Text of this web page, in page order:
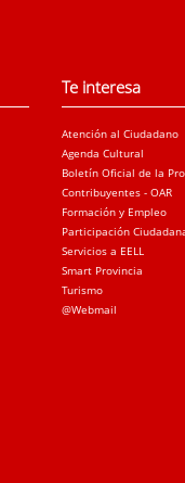
Te interesa
Atención al Ciudadano
Agenda Cultural
Boletín Oficial de la
Contribuyentes - OAR
Formación y Empleo
Participación
Servicios a EELL
Smart Provincia
Turismo
@Webmail